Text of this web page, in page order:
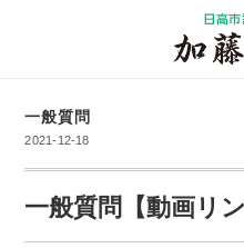
一般質問
2021-12-18
一般質問【動画リ